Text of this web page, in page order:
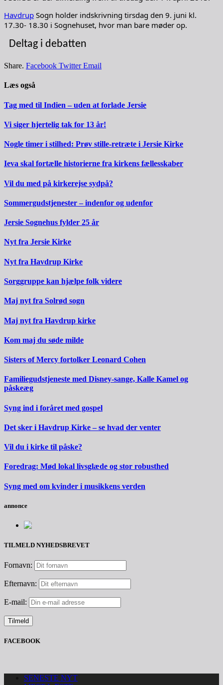
Havdrup Sogn holder indskrivning tirsdag den 9. juni kl.
17.30- 18.30 i Sognehuset, hvor man bare møder op.
Deltag i debatten
Share. Facebook Twitter Email
Læs også
Tag med til Indien – uden at forlade Jersie
Vi siger hjertelig tak for 13 år!
Nogle timer i stilhed: Prøv stille-retræte i Jersie Kirke
Ieva skal fortælle historierne fra kirkens fællesskaber
Vil du med på kirkerejse sydpå?
Sommergudstjenester – indenfor og udenfor
Jersie Sognehus fylder 25 år
Nyt fra Jersie Kirke
Nyt fra Havdrup Kirke
Sorggruppe kan hjælpe folk videre
Maj nyt fra Solrød sogn
Maj nyt fra Havdrup kirke
Kom maj du søde milde
Sisters of Mercy fortolker Leonard Cohen
Familiegudstjeneste med Disney-sange, Kalle Kamel og
påskeæg
Syng ind i foråret med gospel
Det sker i Havdrup Kirke – se hvad der venter
Vil du i kirke til påske?
Foredrag: Mød lokal livsglæde og stor robusthed
Syng med om kvinder i musikkens verden
annonce
TILMELD NYHEDSBREVET
Fornavn:
Efternavn:
E-mail:
FACEBOOK
SENESTE NYT